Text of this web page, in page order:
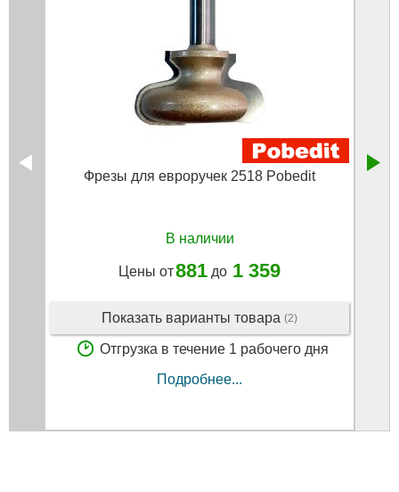
Фрезы для евроручек 2518 Pobedit
В наличии
Цены от881 до 1 359
Показать варианты товара (2)
Отгрузка в течение 1 рабочего дня
Подробнее...